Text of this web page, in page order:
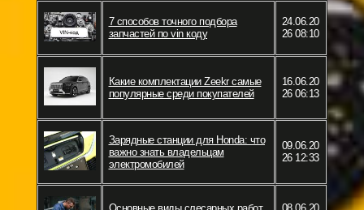
7 способов точного подбора
запчастей по vin коду
24.06.20
26 08:10
Какие комплектации Zeekr самые
популярные среди покупателей
16.06.20
26 06:13
Зарядные станции для Honda: что
важно знать владельцам
электромобилей
09.06.20
26 12:33